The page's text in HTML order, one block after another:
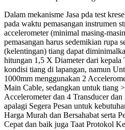
Dalam mekanisme Jasa pda test
pada waktu pemasangan instrumen
accelerometer (minimal masing-
pemasangan harus sedemikian rupa
(kelentingan) tiang dapat
hitungan 1,5 X Diameter dari kepala
kondisi tiang di lapangan, namun
1000mm menggunakan 2
Main Cable, sedangkan untuk tiang
Accelerometer dan 4 Transducer
apalagi Segera Pesan untuk
Harga Murah dan Bersahabat serta
Cepat dan baik juga Taat Protokol